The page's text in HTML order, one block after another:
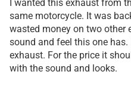
I wanted this exhaust from
same motorcycle. It was
wasted money on two other
sound and feel this one
exhaust. For the price it
with the sound and looks.